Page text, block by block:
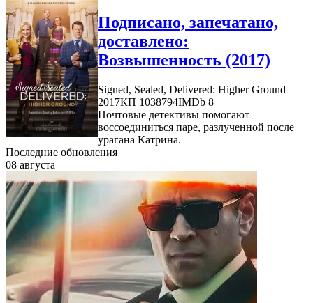
Подписано, запечатано,
доставлено:
Возвышенность (2017)
Signed, Sealed, Delivered: Higher Ground
2017КП 1038794IMDb 8
Почтовые детективы помогают
воссоединиться паре, разлученной после
урагана Катрина.
Последние обновления
08 августа